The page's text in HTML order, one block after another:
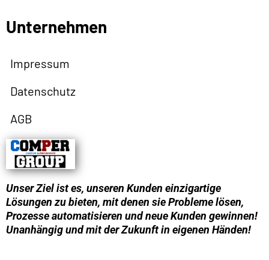
Unternehmen
Impressum
Datenschutz
AGB
Unser Ziel ist es, unseren Kunden einzigartige
Lösungen zu bieten, mit denen sie Probleme lösen,
Prozesse automatisieren und neue Kunden gewinnen!
Unanhängig und mit der Zukunft in eigenen Händen!